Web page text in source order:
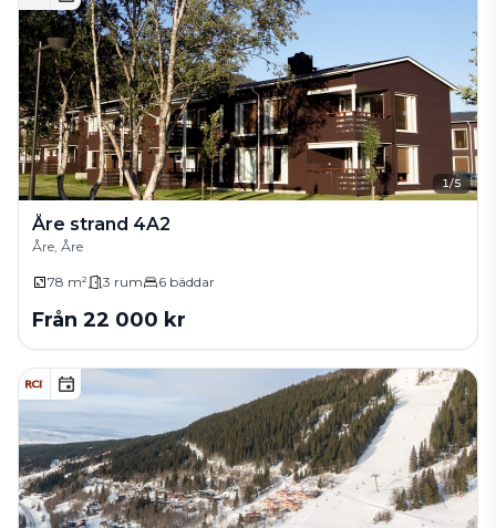
1/5
Åre strand 4A2
Åre, Åre
78 m² 3 rum 6 bäddar
Från 22 000 kr